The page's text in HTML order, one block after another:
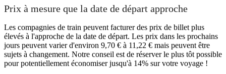
Prix à mesure que la date de départ approche
Les compagnies de train peuvent facturer des prix de billet plus
élevés à l'approche de la date de départ. Les prix dans les prochains
jours peuvent varier d'environ 9,70 € à 11,22 € mais peuvent être
sujets à changement. Notre conseil est de réserver le plus tôt possible
pour potentiellement économiser jusqu'à 14% sur votre voyage !